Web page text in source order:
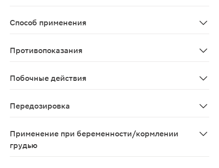
Способ применения
Противопоказания
Побочные действия
Передозировка
Применение при беременности/кормлении
грудью